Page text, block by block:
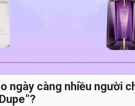
ngày càng nhiều người